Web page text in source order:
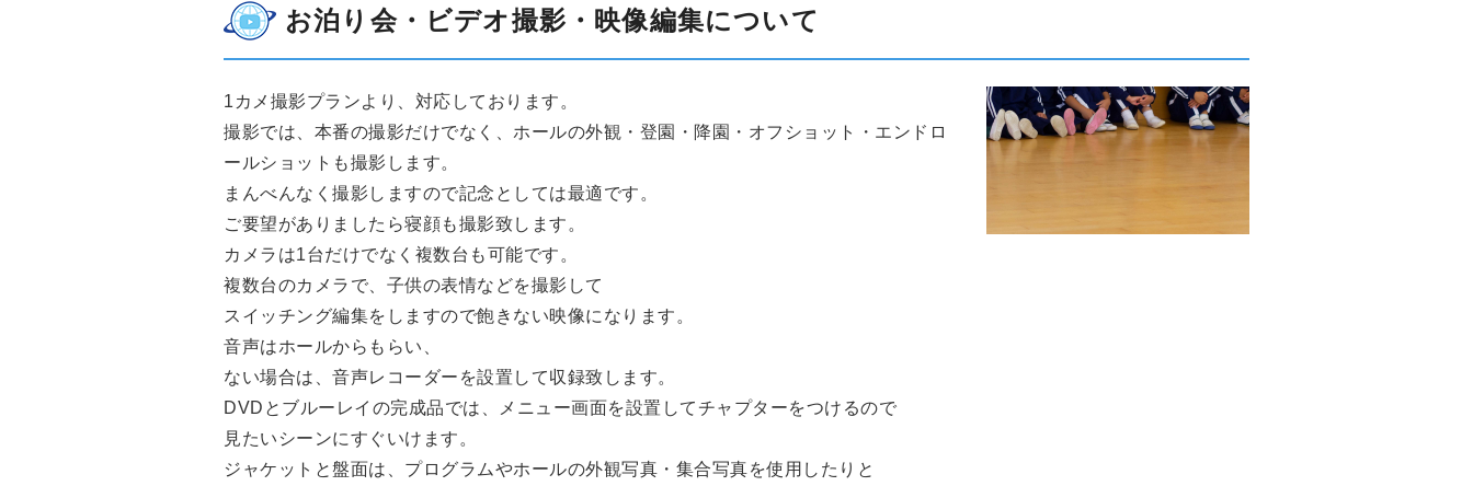
お泊り会・ビデオ撮影・映像編集について
1カメ撮影プランより、対応しております。
撮影では、本番の撮影だけでなく、ホールの外観・登園・降園・オフショット・エンドロ
ールショットも撮影します。
まんべんなく撮影しますので記念としては最適です。
ご要望がありましたら寝顔も撮影致します。
カメラは1台だけでなく複数台も可能です。
複数台のカメラで、子供の表情などを撮影して
スイッチング編集をしますので飽きない映像になります。
音声はホールからもらい、
ない場合は、音声レコーダーを設置して収録致します。
DVDとブルーレイの完成品では、メニュー画面を設置してチャプターをつけるので
見たいシーンにすぐいけます。
ジャケットと盤面は、プログラムやホールの外観写真・集合写真を使用したりと